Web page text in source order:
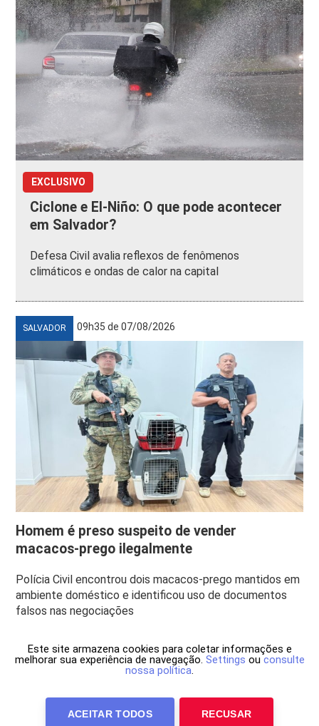
EXCLUSIVO
Ciclone e El-Niño: O que pode acontecer
em Salvador?
Defesa Civil avalia reflexos de fenômenos
climáticos e ondas de calor na capital
SALVADOR 09h35 de 07/08/2026
Homem é preso suspeito de vender
macacos-prego ilegalmente
Polícia Civil encontrou dois macacos-prego mantidos em
ambiente doméstico e identificou uso de documentos
falsos nas negociações
Este site armazena cookies para coletar informações e
melhorar sua experiência de navegação. Settings ou consulte
nossa política.
ACEITAR TODOS RECUSAR